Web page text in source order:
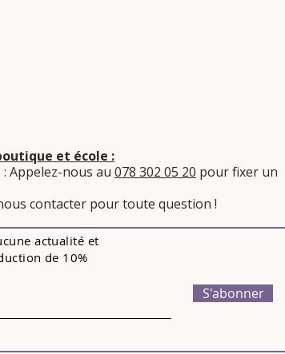
et école :
Appelez-nous au 078 302 05 20 pour fixer un
contacter pour toute question !​
actualité et
de 10%
S'abonner